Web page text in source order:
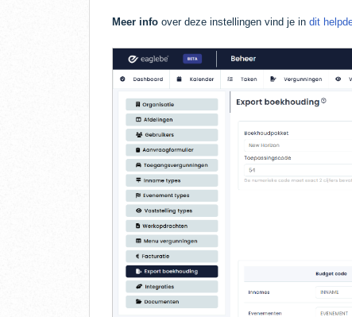
Meer info over deze instellingen vind je in dit